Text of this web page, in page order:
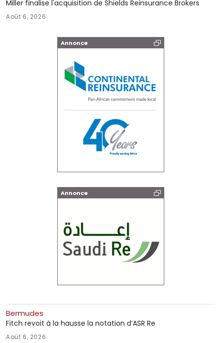
Miller finalise l'acquisition de Shields Reinsurance Brokers
Août 6, 2026
Annonce
Annonce
Bermudes
Fitch revoit à la hausse la notation d’ASR Re
Août 6, 2026